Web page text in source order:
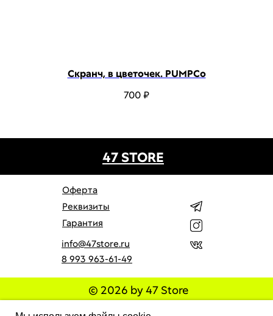
Скранч, в цветочек. PUMPCo
700₽
info@47store.ru
© 2026 by 47 Store
Оферта
Реквизиты
Гарантия
47 STORE
Все права защищены. Полное или частичное
8 993 963-61-49